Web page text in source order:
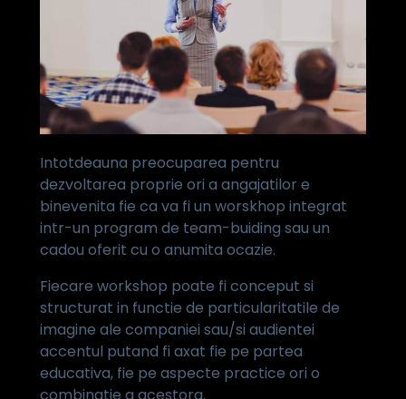
Intotdeauna preocuparea pentru
dezvoltarea proprie ori a angajatilor e
binevenita fie ca va fi un worskhop integrat
intr-un program de team-buiding sau un
cadou oferit cu o anumita ocazie.
Fiecare workshop poate fi conceput si
structurat in functie de particularitatile de
imagine ale companiei sau/si audientei
accentul putand fi axat fie pe partea
educativa, fie pe aspecte practice ori o
combinatie a acestora.